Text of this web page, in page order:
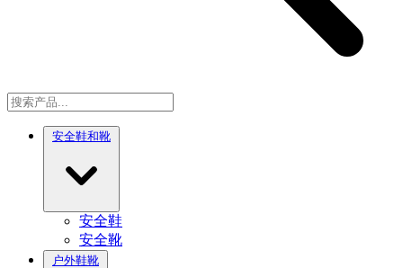
安全鞋和靴
安全鞋
安全靴
户外鞋靴